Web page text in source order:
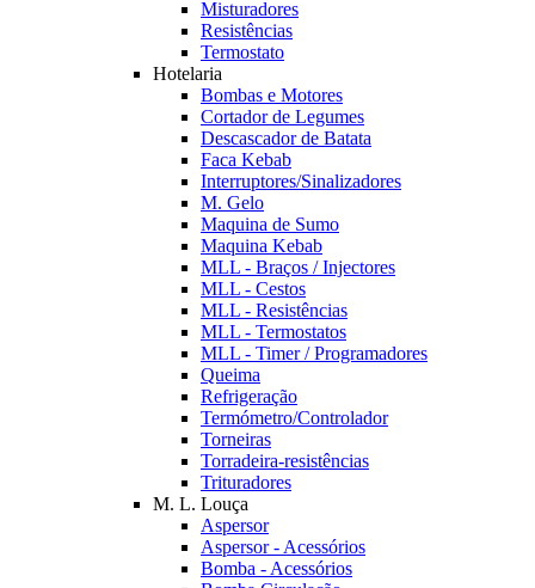
Misturadores
Resistências
Termostato
Hotelaria
Bombas e Motores
Cortador de Legumes
Descascador de Batata
Faca Kebab
Interruptores/Sinalizadores
M. Gelo
Maquina de Sumo
Maquina Kebab
MLL - Braços / Injectores
MLL - Cestos
MLL - Resistências
MLL - Termostatos
MLL - Timer / Programadores
Queima
Refrigeração
Termómetro/Controlador
Torneiras
Torradeira-resistências
Trituradores
M. L. Louça
Aspersor
Aspersor - Acessórios
Bomba - Acessórios